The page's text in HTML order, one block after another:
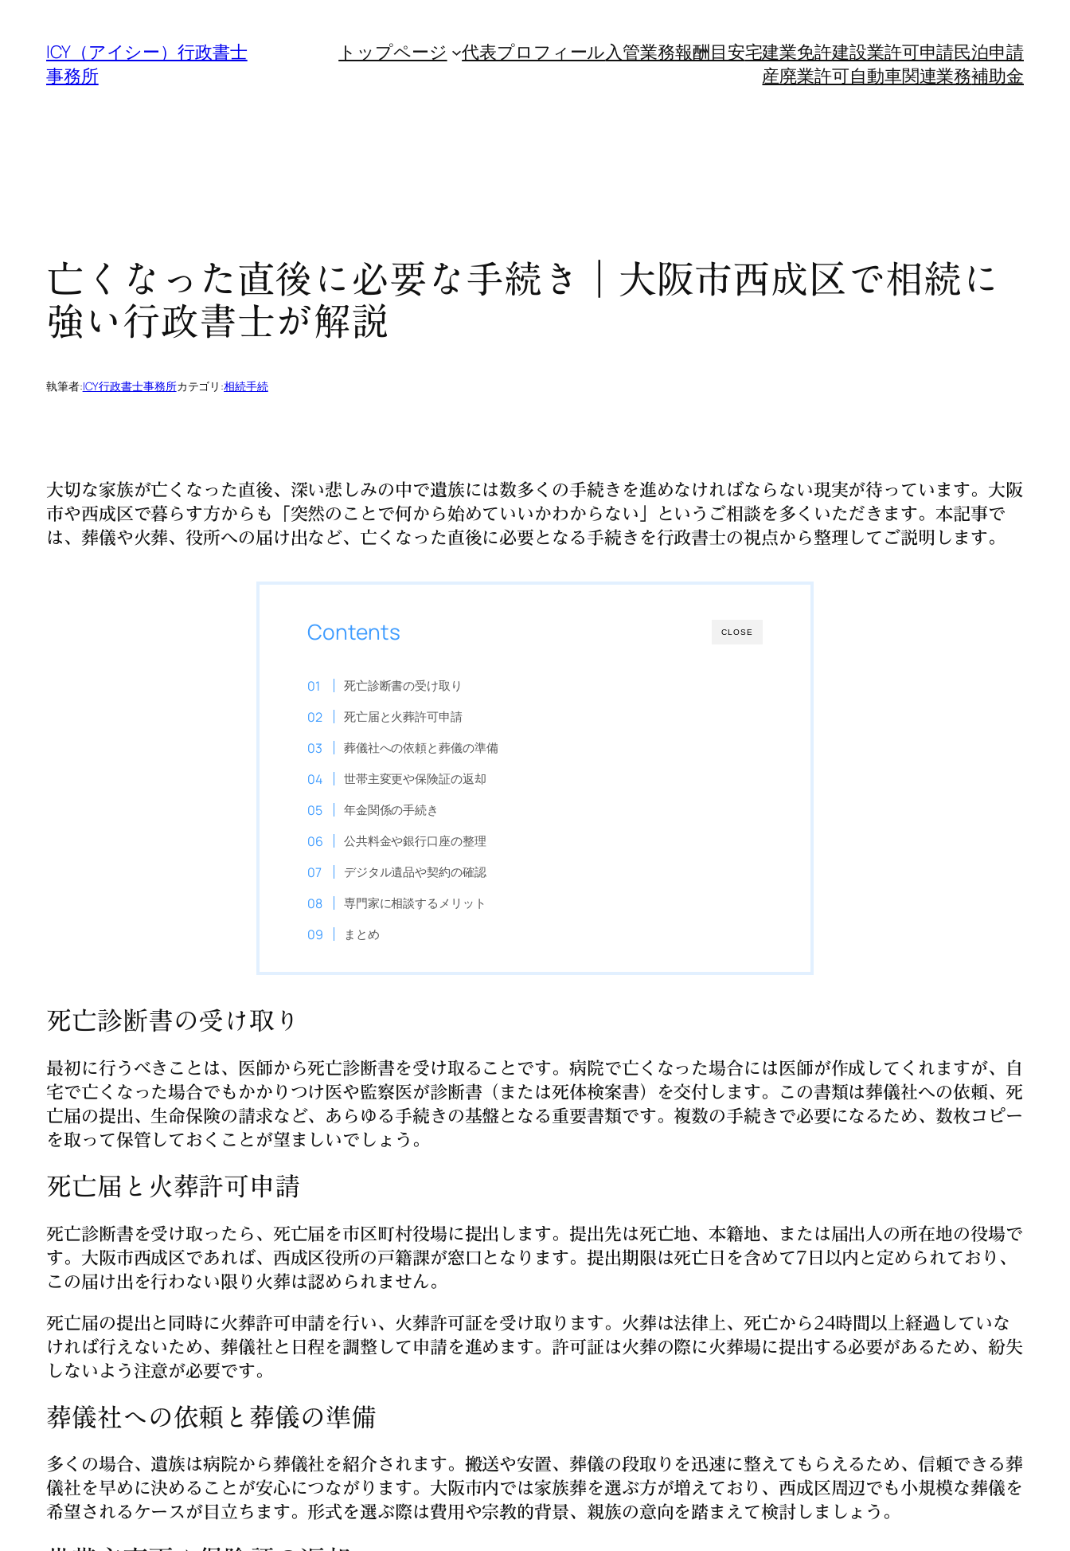
ICY（アイシー）行政書士
事務所
トップページ 代表プロフィール入管業務報酬目安宅建業免許建設業許可申請民泊申請
産廃業許可自動車関連業務補助金
亡くなった直後に必要な手続き｜大阪市西成区で相続に
強い行政書士が解説
執筆者:ICY行政書士事務所カテゴリ:相続手続
大切な家族が亡くなった直後、深い悲しみの中で遺族には数多くの手続きを進めなければならない現実が待っています。大阪
市や西成区で暮らす方からも「突然のことで何から始めていいかわからない」というご相談を多くいただきます。本記事で
は、葬儀や火葬、役所への届け出など、亡くなった直後に必要となる手続きを行政書士の視点から整理してご説明します。
CLOSE
Contents
死亡診断書の受け取り
死亡届と火葬許可申請
葬儀社への依頼と葬儀の準備
世帯主変更や保険証の返却
年金関係の手続き
公共料金や銀行口座の整理
デジタル遺品や契約の確認
専門家に相談するメリット
まとめ
死亡診断書の受け取り
最初に行うべきことは、医師から死亡診断書を受け取ることです。病院で亡くなった場合には医師が作成してくれますが、自
宅で亡くなった場合でもかかりつけ医や監察医が診断書（または死体検案書）を交付します。この書類は葬儀社への依頼、死
亡届の提出、生命保険の請求など、あらゆる手続きの基盤となる重要書類です。複数の手続きで必要になるため、数枚コピー
を取って保管しておくことが望ましいでしょう。
死亡届と火葬許可申請
死亡診断書を受け取ったら、死亡届を市区町村役場に提出します。提出先は死亡地、本籍地、または届出人の所在地の役場で
す。大阪市西成区であれば、西成区役所の戸籍課が窓口となります。提出期限は死亡日を含めて7日以内と定められており、
この届け出を行わない限り火葬は認められません。
死亡届の提出と同時に火葬許可申請を行い、火葬許可証を受け取ります。火葬は法律上、死亡から24時間以上経過していな
ければ行えないため、葬儀社と日程を調整して申請を進めます。許可証は火葬の際に火葬場に提出する必要があるため、紛失
しないよう注意が必要です。
葬儀社への依頼と葬儀の準備
多くの場合、遺族は病院から葬儀社を紹介されます。搬送や安置、葬儀の段取りを迅速に整えてもらえるため、信頼できる葬
儀社を早めに決めることが安心につながります。大阪市内では家族葬を選ぶ方が増えており、西成区周辺でも小規模な葬儀を
希望されるケースが目立ちます。形式を選ぶ際は費用や宗教的背景、親族の意向を踏まえて検討しましょう。